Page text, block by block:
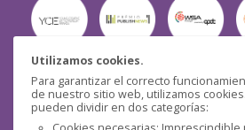
Utilizamos cookies.
Para garantizar el correcto
de nuestro sitio web, utilizamos
pueden dividir en dos categorías:
Seguridad